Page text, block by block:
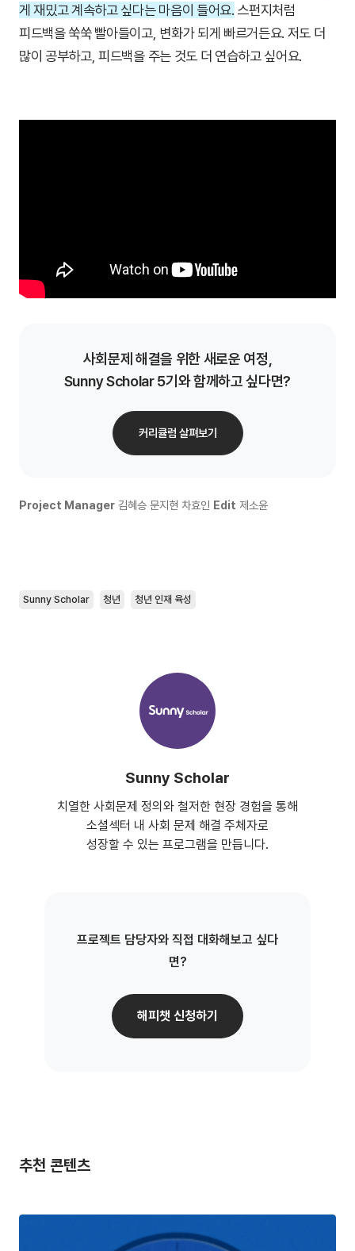
게 재밌고 계속하고 싶다는 마음이 들어요. 스펀지처럼
피드백을 쑥쑥 빨아들이고, 변화가 되게 빠르거든요. 저도 더
많이 공부하고, 피드백을 주는 것도 더 연습하고 싶어요.
사회문제 해결을 위한 새로운 여정,
Sunny Scholar 5기와 함께하고 싶다면?
커리큘럼 살펴보기
Project Manager 김혜승 문지현 차효인 Edit 제소윤
Sunny Scholar 청년 청년 인재 육성
Sunny Scholar
치열한 사회문제 정의와 철저한 현장 경험을 통해
소셜섹터 내 사회 문제 해결 주체자로
성장할 수 있는 프로그램을 만듭니다.
프로젝트 담당자와 직접 대화해보고 싶다
면?
해피챗 신청하기
추천 콘텐츠